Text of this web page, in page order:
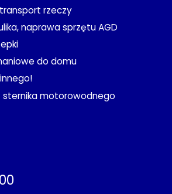
rzeczy
naprawa sprzętu AGD
do domu
motorowodnego